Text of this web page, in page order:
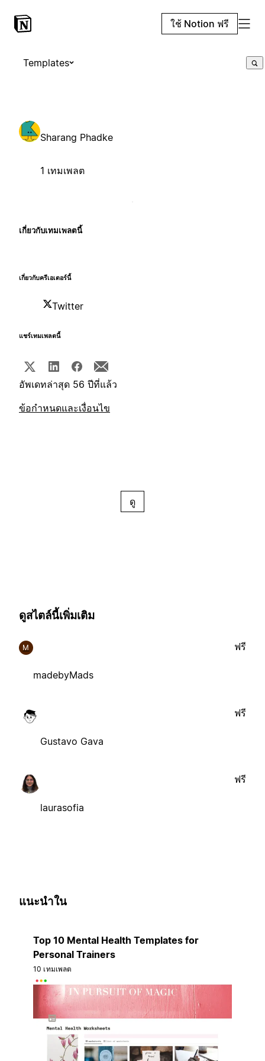
ใช้ Notion ฟรี
Templates
Sharang Phadke
1 เทมเพลต
เกี่ยวกับเทมเพลตนี้
เกี่ยวกับครีเอเตอร์นี้
Twitter
แชร์เทมเพลตนี้
อัพเดทล่าสุด 56 ปีที่แล้ว
ข้อกำหนดและเงื่อนไข
ดู
ดูสไตล์นี้เพิ่มเติม
M
madebyMads
ฟรี
Gustavo Gava
ฟรี
laurasofia
ฟรี
แนะนำใน
Top 10 Mental Health Templates for
Personal Trainers
10 เทมเพลต